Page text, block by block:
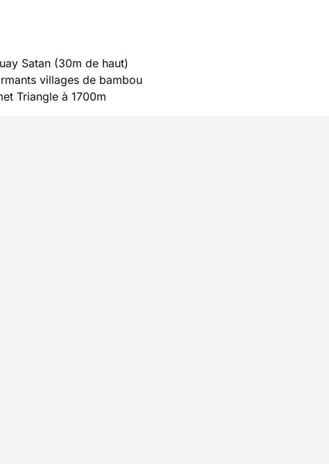
Satan (30m de haut)
villages de bambou
Triangle à 1700m